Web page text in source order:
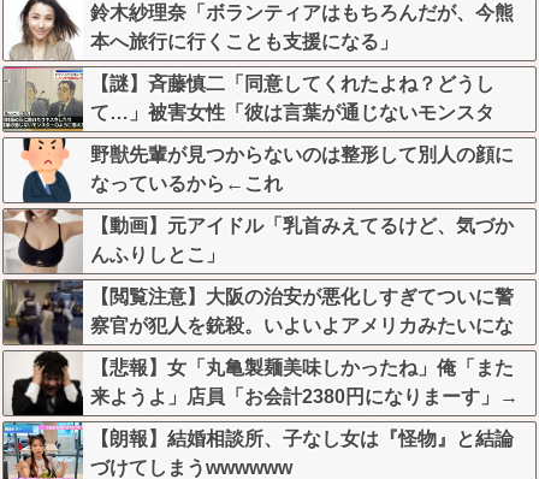
鈴木紗理奈「ボランティアはもちろんだが、今熊
本へ旅行に行くことも支援になる」
【謎】斉藤慎二「同意してくれたよね？どうし
て…」被害女性「彼は言葉が通じないモンスタ
ー」
野獣先輩が見つからないのは整形して別人の顔に
なっているから←これ
【動画】元アイドル「乳首みえてるけど、気づか
んふりしとこ」
【閲覧注意】大阪の治安が悪化しすぎてついに警
察官が犯人を銃殺。いよいよアメリカみたいにな
ってきたな
【悲報】女「丸亀製麺美味しかったね」俺「また
来ようよ」店員「お会計2380円になりまーす」→
その後『こう』なったんだが俺悪くないよ
な？？？？？？？？
【朗報】結婚相談所、子なし女は『怪物』と結論
づけてしまうwwwwww